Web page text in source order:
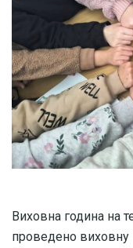
Виховна година на
проведено виховну